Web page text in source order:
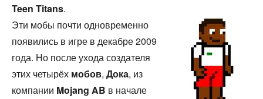
Teen Titans.
Эти мобы почти одновременно
появились в игре в декабре 2009
года. Но после ухода создателя
этих четырёх мобов, Дока, из
компании Mojang AB в начале